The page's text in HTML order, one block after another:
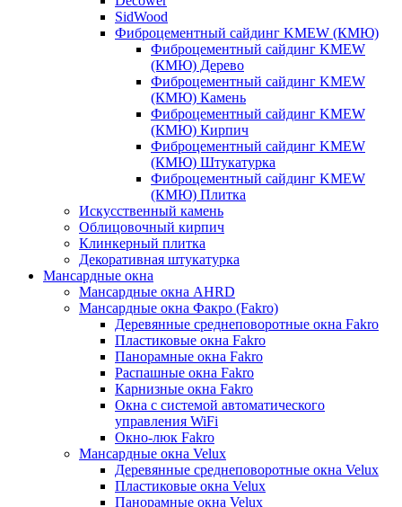
SidWood
Фиброцементный сайдинг KMEW (КМЮ)
Фиброцементный сайдинг KMEW
(КМЮ) Дерево
Фиброцементный сайдинг KMEW
(КМЮ) Камень
Фиброцементный сайдинг KMEW
(КМЮ) Кирпич
Фиброцементный сайдинг KMEW
(КМЮ) Штукатурка
Фиброцементный сайдинг KMEW
(КМЮ) Плитка
Искусственный камень
Облицовочный кирпич
Клинкерный плитка
Декоративная штукатурка
Мансардные окна
Мансардные окна AHRD
Мансардные окна Факро (Fakro)
Деревянные среднеповоротные окна Fakro
Пластиковые окна Fakro
Панорамные окна Fakro
Распашные окна Fakro
Карнизные окна Fakro
Окна с системой автоматического
управления WiFi
Окно-люк Fakro
Мансардные окна Velux
Деревянные среднеповоротные окна Velux
Пластиковые окна Velux
Панорамные окна Velux